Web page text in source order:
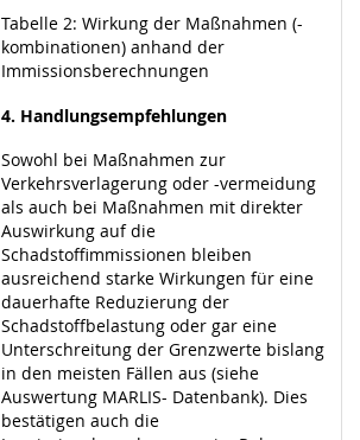
Tabelle 2: Wirkung der Maßnahmen (-
kombinationen) anhand der
Immissionsberechnungen
4. Handlungsempfehlungen
Sowohl bei Maßnahmen zur
Verkehrsverlagerung oder -vermeidung
als auch bei Maßnahmen mit direkter
Auswirkung auf die
Schadstoffimmissionen bleiben
ausreichend starke Wirkungen für eine
dauerhafte Reduzierung der
Schadstoffbelastung oder gar eine
Unterschreitung der Grenzwerte bislang
in den meisten Fällen aus (siehe
Auswertung MARLIS- Datenbank). Dies
bestätigen auch die